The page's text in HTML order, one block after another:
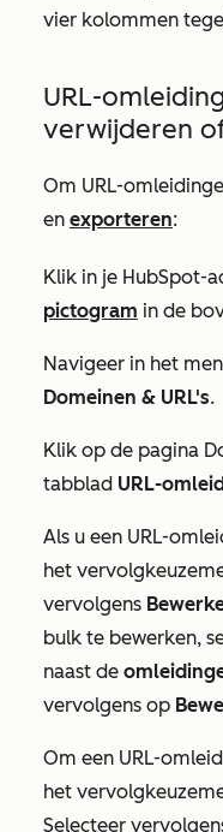
vier kolommen
URL-
verwijderen
Om URL-
en exporteren:
Klik in je HubSpot-
pictogram in de
Navigeer in het
Domeinen & URL's.
Klik op de pagina
tabblad URL-
Als u een URL-
het
vervolgens
bulk te bewerken,
naast de
vervolgens op
Om een URL-
het
Selecteer